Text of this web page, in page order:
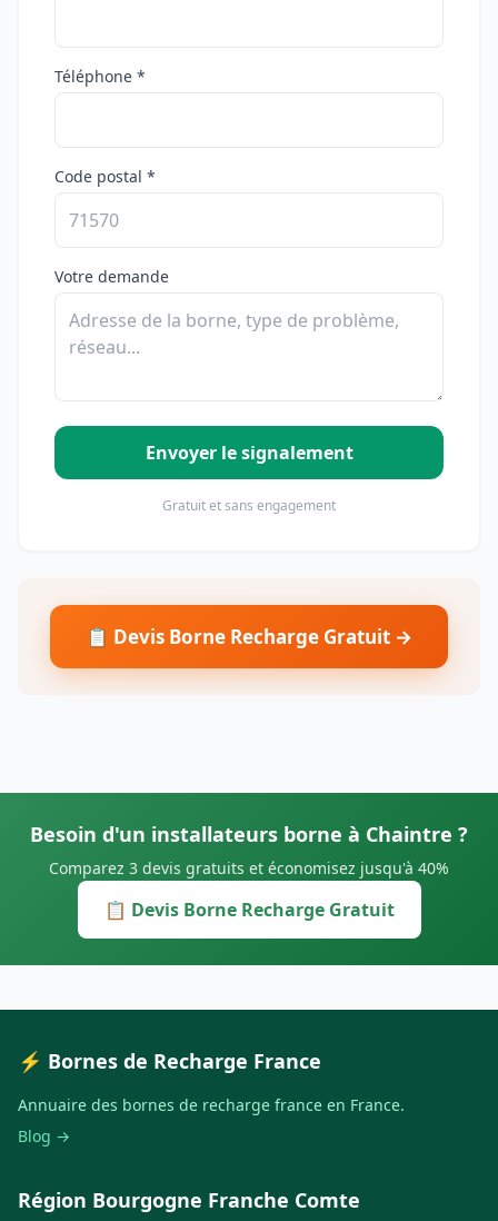
Téléphone *
Code postal *
Votre demande
Envoyer le signalement
Gratuit et sans engagement
📋 Devis Borne Recharge Gratuit →
Besoin d'un installateurs borne à Chaintre ?
Comparez 3 devis gratuits et économisez jusqu'à 40%
📋 Devis Borne Recharge Gratuit
⚡ Bornes de Recharge France
Annuaire des bornes de recharge france en France.
Blog →
Région Bourgogne Franche Comte